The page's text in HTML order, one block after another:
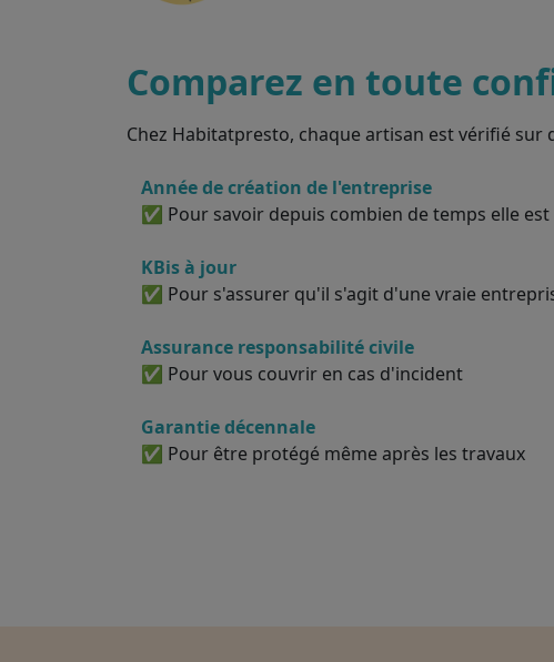
Comparez en toute
Chez Habitatpresto, chaque artisan est vérifié
Année de création de l'entreprise
✅ Pour savoir depuis combien de temps elle est
KBis à jour
✅ Pour s'assurer qu'il s'agit d'une vraie
Assurance responsabilité civile
✅ Pour vous couvrir en cas d'incident
Garantie décennale
✅ Pour être protégé même après les travaux